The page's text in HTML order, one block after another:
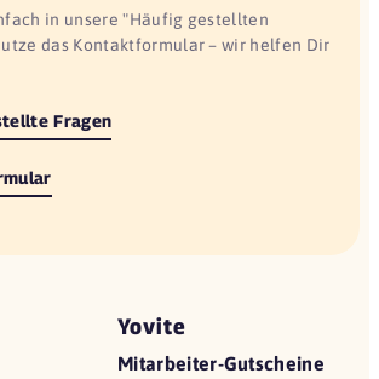
in unsere "Häufig gestellten
das Kontaktformular – wir helfen Dir
Fragen
Yovite
Mitarbeiter-Gutscheine